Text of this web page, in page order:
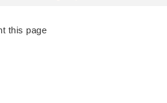
this page